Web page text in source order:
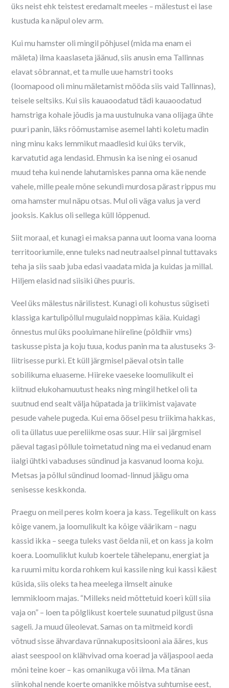
üks neist ehk teistest eredamalt meeles – mälestust ei lase
kustuda ka näpul olev arm.
Kui mu hamster oli mingil põhjusel (mida ma enam ei
mäleta) ilma kaaslaseta jäänud, siis anusin ema Tallinnas
elavat sõbrannat, et ta mulle uue hamstri tooks
(loomapood oli minu mäletamist mööda siis vaid Tallinnas),
teisele seltsiks. Kui siis kauaoodatud tädi kauaoodatud
hamstriga kohale jõudis ja ma uustulnuka vana olijaga ühte
puuri panin, läks rõõmustamise asemel lahti koletu madin
ning minu kaks lemmikut maadlesid kui üks tervik,
karvatutid aga lendasid. Ehmusin ka ise ning ei osanud
muud teha kui nende lahutamiskes panna oma käe nende
vahele, mille peale mõne sekundi murdosa pärast rippus mu
oma hamster mul näpu otsas. Mul oli väga valus ja verd
jooksis. Kaklus oli sellega küll lõppenud.
Siit moraal, et kunagi ei maksa panna uut looma vana looma
territooriumile, enne tuleks nad neutraalsel pinnal tuttavaks
teha ja siis saab juba edasi vaadata mida ja kuidas ja millal.
Hiljem elasid nad siisiki ühes puuris.
Veel üks mälestus närilistest. Kunagi oli kohustus sügiseti
klassiga kartulipõllul mugulaid noppimas käia. Kuidagi
õnnestus mul üks pooluimane hiireline (põldhiir vms)
taskusse pista ja koju tuua, kodus panin ma ta alustuseks 3-
liitrisesse purki. Et küll järgmisel päeval otsin talle
sobilikuma eluaseme. Hiireke vaeseke loomulikult ei
kiitnud elukohamuutust heaks ning mingil hetkel oli ta
suutnud end sealt välja hüpatada ja triikimist vajavate
pesude vahele pugeda. Kui ema öösel pesu triikima hakkas,
oli ta üllatus uue pereliikme osas suur. Hiir sai järgmisel
päeval tagasi põllule toimetatud ning ma ei vedanud enam
iialgi ühtki vabaduses sündinud ja kasvanud looma koju.
Metsas ja põllul sündinud loomad-linnud jäägu oma
senisesse keskkonda.
Praegu on meil peres kolm koera ja kass. Tegelikult on kass
kõige vanem, ja loomulikult ka kõige väärikam – nagu
kassid ikka – seega tuleks vast öelda nii, et on kass ja kolm
koera. Loomuliklut kulub koertele tähelepanu, energiat ja
ka ruumi mitu korda rohkem kui kassile ning kui kassi käest
küsida, siis oleks ta hea meelega ilmselt ainuke
lemmikloom majas. “Milleks neid mõttetuid koeri küll siia
vaja on” – loen ta põlglikust koertele suunatud pilgust üsna
sageli. Ja muud üleolevat. Samas on ta mitmeid kordi
võtnud sisse ähvardava rünnakupositsiooni aia ääres, kus
aiast seespool on klähvivad oma koerad ja väljaspool aeda
mõni teine koer – kas omanikuga või ilma. Ma tänan
siinkohal nende koerte omanikke mõistva suhtumise eest,